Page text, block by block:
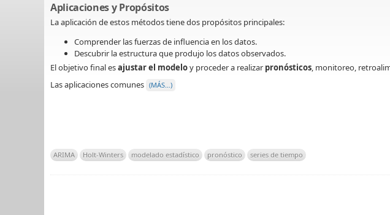
Aplicaciones y Propósitos
La aplicación de estos métodos tiene dos propósitos principales:
Comprender las fuerzas de influencia en los datos.
Descubrir la estructura que produjo los datos observados.
El objetivo final esajustar el modeloy proceder a realizar pronósticos , monitoreo,
Las aplicaciones comunes (MÁS…)
ARIMA Holt-Winters modelado estadístico pronóstico series de tiempo